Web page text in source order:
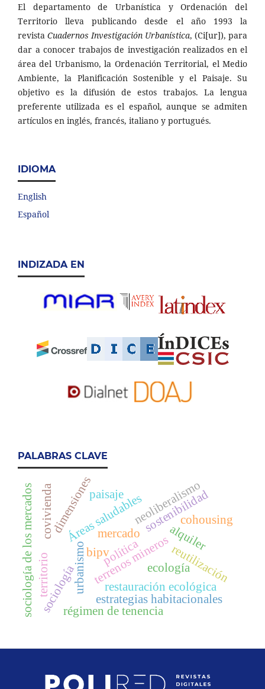
El departamento de Urbanística y Ordenación del
Territorio lleva publicando desde el año 1993 la
revista Cuadernos Investigación Urbanística, (Ci[ur]), para
dar a conocer trabajos de investigación realizados en el
área del Urbanismo, la Ordenación Territorial, el Medio
Ambiente, la Planificación Sostenible y el Paisaje. Su
objetivo es la difusión de estos trabajos. La lengua
preferente utilizada es el español, aunque se admiten
artículos en inglés, francés, italiano y portugués.
IDIOMA
English
Español
INDIZADA EN
PALABRAS CLAVE
terrenos mineros
restauración ecológica
reutilización
Áreas saludablessostenibilidad
urbanismo ecología
sociología
política
estrategias habitacionales
régimen de tenencia
dimensiones
territorio
mercado alquiler
sociología de los mercados neoliberalismocohousing
covivienda paisaje
bipv